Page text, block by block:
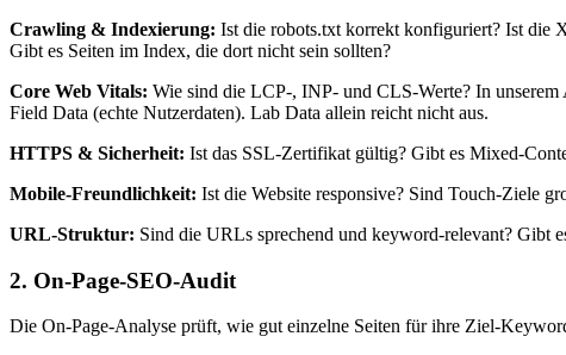
Crawling & Indexierung: Ist die robots.txt korrekt konfiguriert? Ist die
Gibt es Seiten im Index, die dort nicht sein sollten?
Core Web Vitals: Wie sind die LCP-, INP- und CLS-Werte? In unserem
Field Data (echte Nutzerdaten). Lab Data allein reicht nicht aus.
HTTPS & Sicherheit: Ist das SSL-Zertifikat gültig? Gibt es Mixed-
Mobile-Freundlichkeit: Ist die Website responsive? Sind Touch-Ziele
URL-Struktur: Sind die URLs sprechend und keyword-relevant? Gibt
2. On-Page-SEO-Audit
Die On-Page-Analyse prüft, wie gut einzelne Seiten für ihre Ziel-